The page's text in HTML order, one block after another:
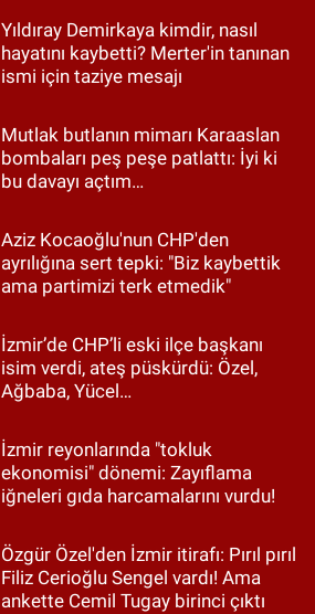
Yıldıray Demirkaya kimdir, nasıl
hayatını kaybetti? Merter'in tanınan
ismi için taziye mesajı
Mutlak butlanın mimarı Karaaslan
bombaları peş peşe patlattı: İyi ki
bu davayı açtım…
Aziz Kocaoğlu'nun CHP'den
ayrılığına sert tepki: "Biz kaybettik
ama partimizi terk etmedik"
İzmir’de CHP’li eski ilçe başkanı
isim verdi, ateş püskürdü: Özel,
Ağbaba, Yücel…
İzmir reyonlarında "tokluk
ekonomisi" dönemi: Zayıflama
iğneleri gıda harcamalarını vurdu!
Özgür Özel'den İzmir itirafı: Pırıl pırıl
Filiz Cerioğlu Sengel vardı! Ama
ankette Cemil Tugay birinci çıktı